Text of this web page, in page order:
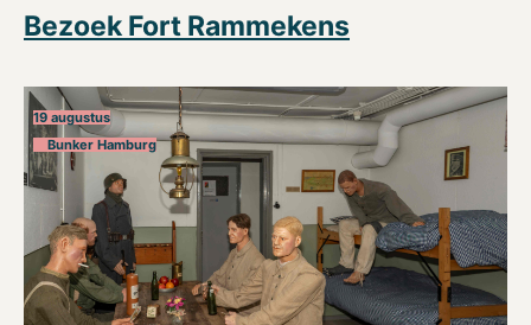
Bezoek Fort Rammekens
19 augustus
Bunker Hamburg